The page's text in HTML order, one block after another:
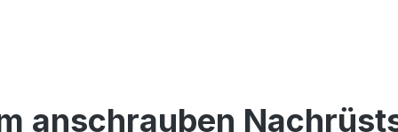
anschrauben